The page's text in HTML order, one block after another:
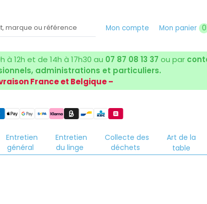
Mon compte Mon panier 0
12h et de 14h à 17h30 au 07 87 08 13 37 ou par
administrations et particuliers.
France et Belgique –
Entretien
général
Entretien
du linge
Collecte des
déchets
Art de la
table